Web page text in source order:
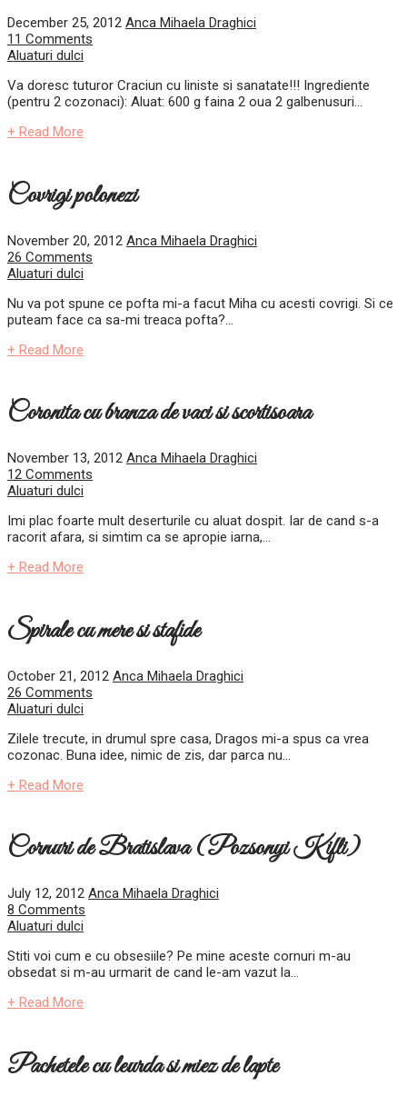
December 25, 2012 Anca Mihaela Draghici
11 Comments
Aluaturi dulci
Va doresc tuturor Craciun cu liniste si sanatate!!! Ingrediente
(pentru 2 cozonaci): Aluat: 600 g faina 2 oua 2 galbenusuri...
+ Read More
Covrigi polonezi
November 20, 2012 Anca Mihaela Draghici
26 Comments
Aluaturi dulci
Nu va pot spune ce pofta mi-a facut Miha cu acesti covrigi. Si ce
puteam face ca sa-mi treaca pofta?...
+ Read More
Coronita cu branza de vaci si scortisoara
November 13, 2012 Anca Mihaela Draghici
12 Comments
Aluaturi dulci
Imi plac foarte mult deserturile cu aluat dospit. Iar de cand s-a
racorit afara, si simtim ca se apropie iarna,...
+ Read More
Spirale cu mere si stafide
October 21, 2012 Anca Mihaela Draghici
26 Comments
Aluaturi dulci
Zilele trecute, in drumul spre casa, Dragos mi-a spus ca vrea
cozonac. Buna idee, nimic de zis, dar parca nu...
+ Read More
Cornuri de Bratislava (Pozsonyi Kifli)
July 12, 2012 Anca Mihaela Draghici
8 Comments
Aluaturi dulci
Stiti voi cum e cu obsesiile? Pe mine aceste cornuri m-au
obsedat si m-au urmarit de cand le-am vazut la...
+ Read More
Pachetele cu leurda si miez de lapte